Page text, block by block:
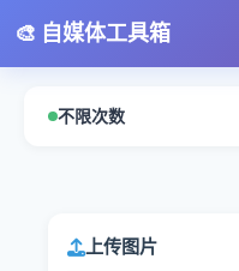
🎨 自媒体工具箱
不限次数
上传图片